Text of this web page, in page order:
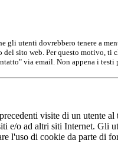
utenti dovrebbero tenere a
sito web. Per questo motivo, ti
via email. Non appena i testi
visite di un utente
o ad altri siti Internet. Gli
l'uso di cookie da parte di